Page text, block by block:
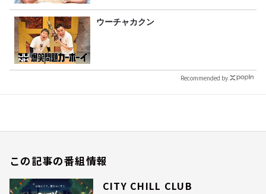
ウーチャカクン
Recommended by
この記事の番組情報
CITY CHILL CLUB